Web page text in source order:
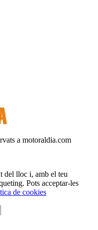
a motoraldia.com
del lloc i, amb el teu
Pots acceptar-les
de cookies